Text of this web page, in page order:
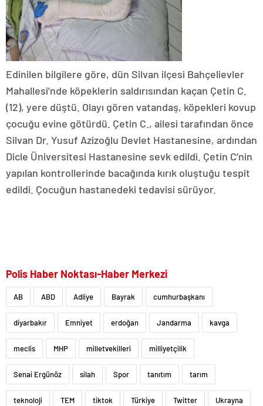
Edinilen bilgilere göre, dün Silvan ilçesi Bahçelievler
Mahallesi’nde köpeklerin saldırısından kaçan Çetin C.
(12), yere düştü. Olayı gören vatandaş, köpekleri kovup
çocuğu evine götürdü. Çetin C., ailesi tarafından önce
Silvan Dr. Yusuf Azizoğlu Devlet Hastanesine, ardından
Dicle Üniversitesi Hastanesine sevk edildi. Çetin C’nin
yapılan kontrollerinde bacağında kırık oluştuğu tespit
edildi. Çocuğun hastanedeki tedavisi sürüyor.
Polis Haber Noktası-Haber Merkezi
AB ABD Adliye Bayrak cumhurbaşkanı
diyarbakır Emniyet erdoğan Jandarma kavga
meclis MHP milletvekilleri milliyetçilik
Senai Ergünöz silah Spor tanıtım tarım
teknoloji TEM tiktok Türkiye Twitter Ukrayna